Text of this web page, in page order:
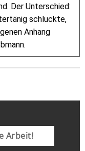
Der Unterschied:
schluckte,
Anhang
Arbeit!